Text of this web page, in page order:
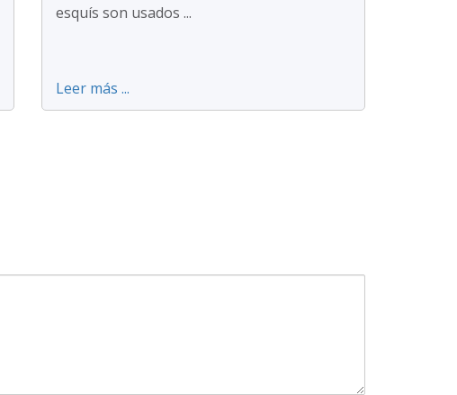
esquís son usados ...
Leer más ...